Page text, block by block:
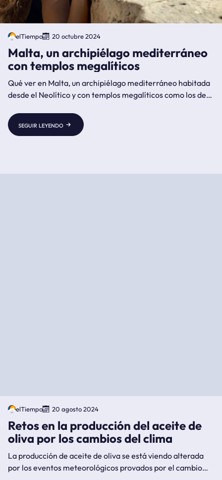
elTiempo 20 octubre 2024
Malta, un archipiélago mediterráneo
con templos megalíticos
Qué ver en Malta, un archipiélago mediterráneo habitada
desde el Neolítico y con templos megalíticos como los de
seguir leyendo
elTiempo 20 agosto 2024
Retos en la producción del aceite de
oliva por los cambios del clima
La producción de aceite de oliva se está viendo alterada
por los eventos meteorológicos provados por el cambio